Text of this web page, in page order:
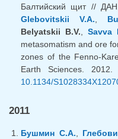
Балтийский щит //
Glebovitskii V.A.,
Belyatskii B.V., Savva
metasomatism and ore
zones of the Fenno-
Earth Sciences.
10.1134/
2011
Бушмин С.А.